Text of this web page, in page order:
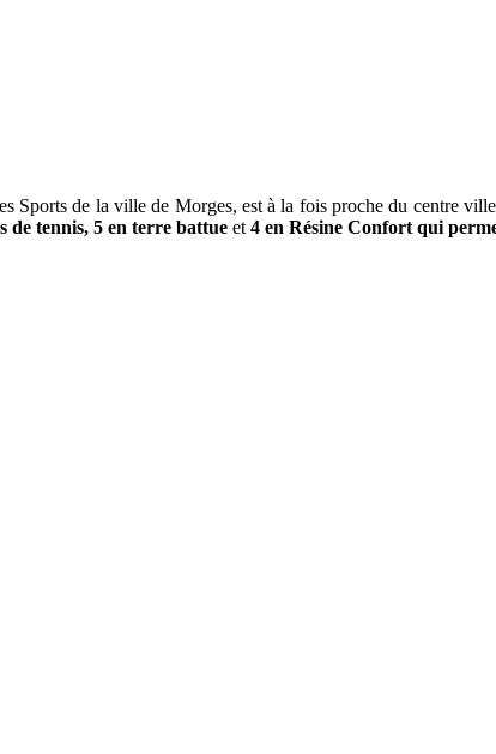
Sports de la ville de Morges, est à la fois proche du centre
de tennis, 5 en terre battueet4 en Résine Confort qui